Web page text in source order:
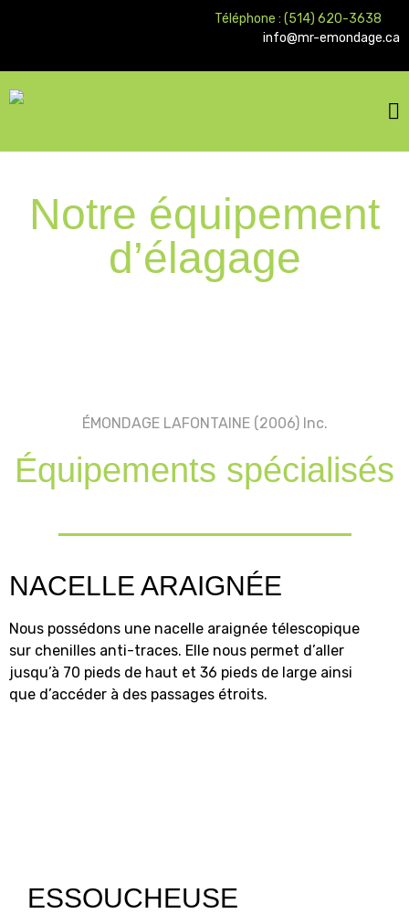
Téléphone : (514) 620-3638
info@mr-emondage.ca
Notre équipement
d’élagage
ÉMONDAGE LAFONTAINE (2006) Inc.
Équipements spécialisés
NACELLE ARAIGNÉE
Nous possédons une nacelle araignée télescopique
sur chenilles anti-traces. Elle nous permet d’aller
jusqu’à 70 pieds de haut et 36 pieds de large ainsi
que d’accéder à des passages étroits.
ESSOUCHEUSE